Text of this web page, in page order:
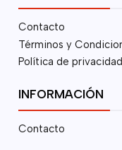
Contacto
Términos y
Política de privacidad
INFORMACIÓN
Contacto